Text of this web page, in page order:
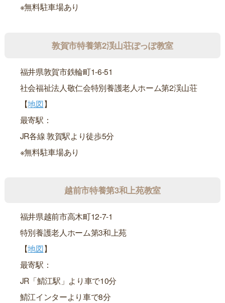
※無料駐車場あり
敦賀市特養第2渓山荘ぽっぽ教室
福井県敦賀市鉄輪町1-6-51
社会福祉法人敬仁会特別養護老人ホーム第2渓山荘
【地図】
最寄駅：
JR各線 敦賀駅より徒歩5分
※無料駐車場あり
越前市特養第3和上苑教室
福井県越前市高木町12-7-1
特別養護老人ホーム第3和上苑
【地図】
最寄駅：
JR「鯖江駅」より車で10分
鯖江インターより車で8分